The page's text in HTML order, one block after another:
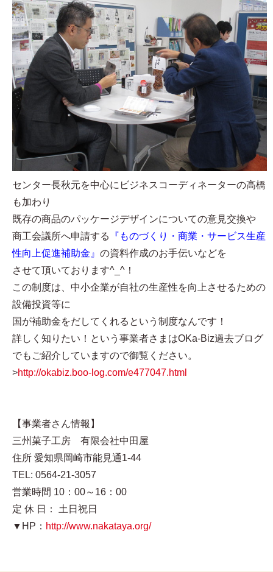
センター長秋元を中心にビジネスコーディネーターの高橋
も加わり
既存の商品のパッケージデザインについての意見交換や
商工会議所へ申請する
『ものづくり・商業・サービス生産
性向上促進補助金』 の資料作成のお手伝いなどを
させて頂いております^_^！
この制度は、中小企業が自社の生産性を向上させるための
設備投資等に
国が補助金をだしてくれるという制度なんです！
詳しく知りたい！という事業者さまはOKa-Biz過去ブログ
でもご紹介していますので御覧ください。
>http://okabiz.boo-log.com/e477047.html
【事業者さん情報】
三州菓子工房 有限会社中田屋
住所 愛知県岡崎市能見通1-44
TEL: 0564-21-3057
営業時間 10：00～16：00
定 休 日： 土日祝日
▼HP： http://www.nakataya.org/